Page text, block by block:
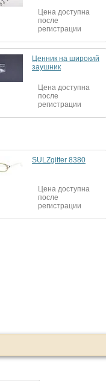
Цена доступна
после
регистрации
Ценник на широкий
заушник
Цена доступна
после
регистрации
SULZgitter 8380
Цена доступна
после
регистрации